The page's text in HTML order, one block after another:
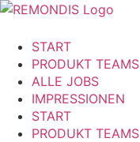
Zum
springenSTART
PRODUKT TEAMS
ALLE JOBS
IMPRESSIONEN
START
PRODUKT TEAMS